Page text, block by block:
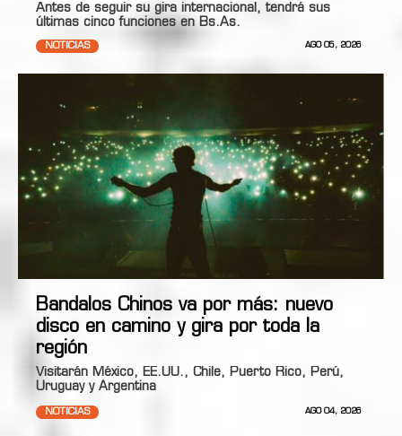
Antes de seguir su gira internacional, tendrá sus
últimas cinco funciones en Bs.As.
NOTICIAS AGO 05, 2026
Bandalos Chinos va por más: nuevo
disco en camino y gira por toda la
región
Visitarán México, EE.UU., Chile, Puerto Rico, Perú,
Uruguay y Argentina
NOTICIAS AGO 04, 2026